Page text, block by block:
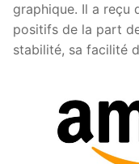
graphique. Il a reçu
positifs de la part
stabilité, sa facilité